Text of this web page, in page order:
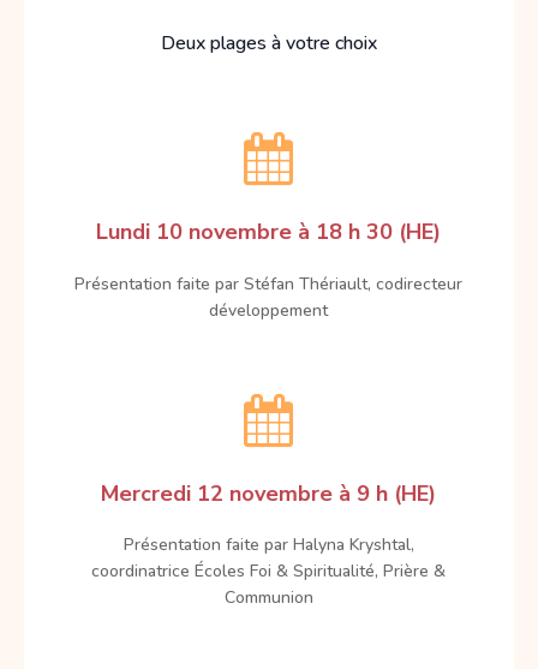
Deux plages à votre choix

Lundi 10 novembre à 18 h 30 (HE)
Présentation faite par Stéfan Thériault, codirecteur
développement

Mercredi 12 novembre à 9 h (HE)
Présentation faite par Halyna Kryshtal,
coordinatrice Écoles Foi & Spiritualité, Prière &
Communion